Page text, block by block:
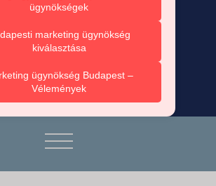
ügynökségek
marketing ügynökség
kiválasztása
ügynökség Budapest –
Vélemények